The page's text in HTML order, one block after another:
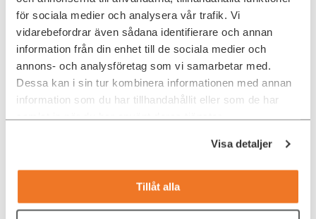
för sociala medier och analysera vår trafik. Vi
vidarebefordrar även sådana identifierare och annan
information från din enhet till de sociala medier och
annons- och analysföretag som vi samarbetar med.
Dessa kan i sin tur kombinera informationen med annan
information som du har tillhandahållit eller som de har
samlat in när du har använt deras tjänster.
Visa detaljer
Tillåt alla
Konsult/Interim: Säkerhetsansvarig,
Stockholm
Informationssäkerhetsspecialist till